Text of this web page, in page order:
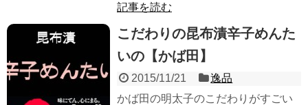
記事を読む
こだわりの昆布漬辛子めんた
いの【かば田】
2015/11/21
逸品
かば田の明太子のこだわりがすごい